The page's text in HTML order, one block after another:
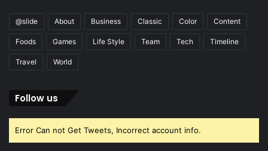
@slide About Business Classic Color Content
Foods Games Life Style Team Tech Timeline
Travel World
Follow us
Error Can not Get Tweets, Incorrect account info.